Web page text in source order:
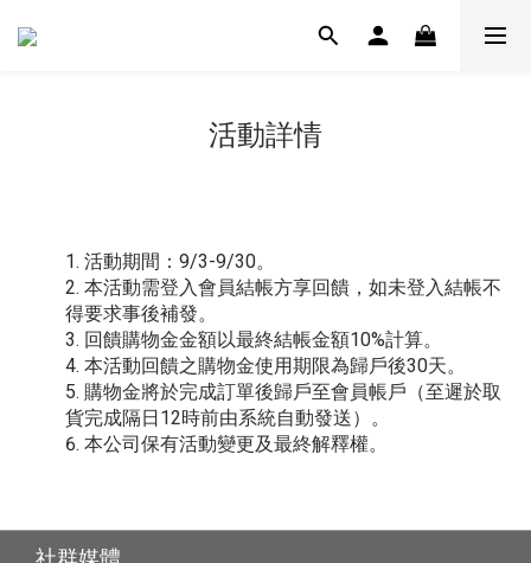
活動詳情
活動期間：9/3-9/30。
本活動需登入會員結帳方享回饋，如未登入結帳不
得要求事後補發。
回饋購物金金額以最終結帳金額10%計算。
本活動回饋之購物金使用期限為歸戶後30天。
購物金將於完成訂單後歸戶至會員帳戶（至遲於取
貨完成隔日12時前由系統自動發送）。
本公司保有活動變更及最終解釋權。
社群媒體